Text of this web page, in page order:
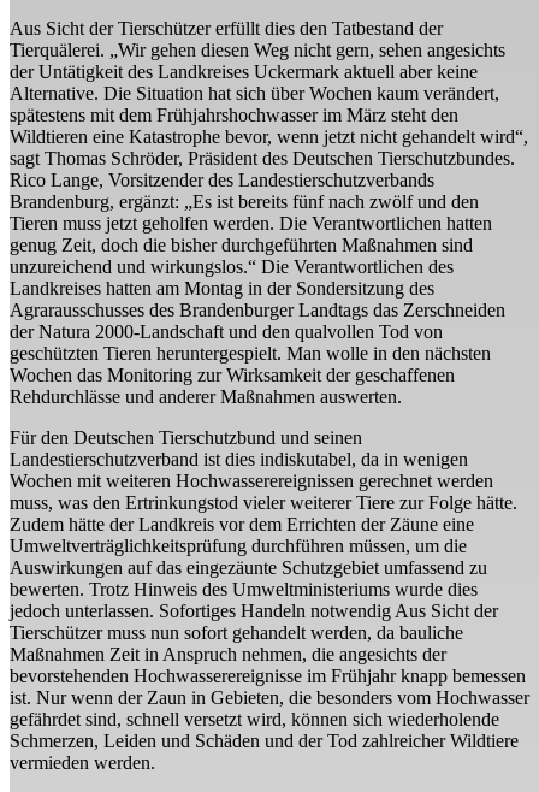
Aus Sicht der Tierschützer erfüllt dies den Tatbestand der
Tierquälerei. „Wir gehen diesen Weg nicht gern, sehen angesichts
der Untätigkeit des Landkreises Uckermark aktuell aber keine
Alternative. Die Situation hat sich über Wochen kaum verändert,
spätestens mit dem Frühjahrshochwasser im März steht den
Wildtieren eine Katastrophe bevor, wenn jetzt nicht gehandelt wird“,
sagt Thomas Schröder, Präsident des Deutschen Tierschutzbundes.
Rico Lange, Vorsitzender des Landestierschutzverbands
Brandenburg, ergänzt: „Es ist bereits fünf nach zwölf und den
Tieren muss jetzt geholfen werden. Die Verantwortlichen hatten
genug Zeit, doch die bisher durchgeführten Maßnahmen sind
unzureichend und wirkungslos.“ Die Verantwortlichen des
Landkreises hatten am Montag in der Sondersitzung des
Agrarausschusses des Brandenburger Landtags das Zerschneiden
der Natura 2000-Landschaft und den qualvollen Tod von
geschützten Tieren heruntergespielt. Man wolle in den nächsten
Wochen das Monitoring zur Wirksamkeit der geschaffenen
Rehdurchlässe und anderer Maßnahmen auswerten.
Für den Deutschen Tierschutzbund und seinen
Landestierschutzverband ist dies indiskutabel, da in wenigen
Wochen mit weiteren Hochwasserereignissen gerechnet werden
muss, was den Ertrinkungstod vieler weiterer Tiere zur Folge hätte.
Zudem hätte der Landkreis vor dem Errichten der Zäune eine
Umweltverträglichkeitsprüfung durchführen müssen, um die
Auswirkungen auf das eingezäunte Schutzgebiet umfassend zu
bewerten. Trotz Hinweis des Umweltministeriums wurde dies
jedoch unterlassen. Sofortiges Handeln notwendig Aus Sicht der
Tierschützer muss nun sofort gehandelt werden, da bauliche
Maßnahmen Zeit in Anspruch nehmen, die angesichts der
bevorstehenden Hochwasserereignisse im Frühjahr knapp bemessen
ist. Nur wenn der Zaun in Gebieten, die besonders vom Hochwasser
gefährdet sind, schnell versetzt wird, können sich wiederholende
Schmerzen, Leiden und Schäden und der Tod zahlreicher Wildtiere
vermieden werden.